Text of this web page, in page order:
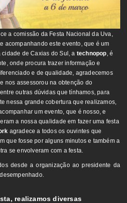
a comissão da Festa Nacional da Uva,
acompanhando este evento, que é um
de Caxias do Sul, a technopop , é
onde procura trazer informação e
e de qualidade, agradecemos
nos assessorou na obtenção do
outras dúvidas que tínhamos, para
nessa grande cobertura que realizamos,
um evento, que é nosso, e
a nossa qualidade em fazer uma festa
agradece a todos os ouvintes que
que fosse por alguns minutos e também a
se envolveram com a festa.
desde a organização ao presidente da
realizamos diversas